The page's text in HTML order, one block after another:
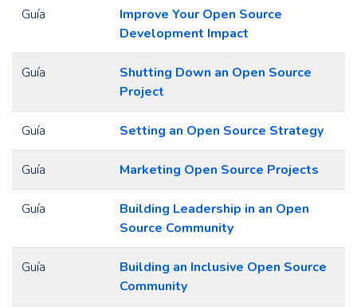
Guía
Improve Your Open Source
Development Impact
Guía
Shutting Down an Open Source
Project
Guía Setting an Open Source Strategy
Guía Marketing Open Source Projects
Guía
Building Leadership in an Open
Source Community
Guía
Building an Inclusive Open Source
Community